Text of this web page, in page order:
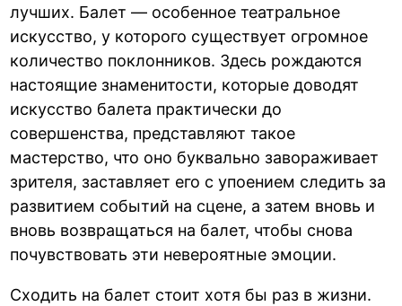
лучших. Балет — особенное театральное
искусство, у которого существует огромное
количество поклонников. Здесь рождаются
настоящие знаменитости, которые доводят
искусство балета практически до
совершенства, представляют такое
мастерство, что оно буквально завораживает
зрителя, заставляет его с упоением следить за
развитием событий на сцене, а затем вновь и
вновь возвращаться на балет, чтобы снова
почувствовать эти невероятные эмоции.
Сходить на балет стоит хотя бы раз в жизни.